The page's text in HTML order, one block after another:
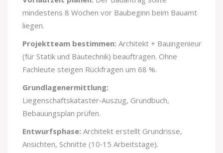
mindestens 8 Wochen vor Baubeginn beim Bauamt
liegen.
Projektteam bestimmen: Architekt + Bauingenieur
(für Statik und Bautechnik) beauftragen. Ohne
Fachleute steigen Rückfragen um 68 %.
Grundlagenermittlung:
Liegenschaftskataster‑Auszug, Grundbuch,
Bebauungsplan prüfen.
Entwurfsphase: Architekt erstellt Grundrisse,
Ansichten, Schnitte (10‑15 Arbeitstage).